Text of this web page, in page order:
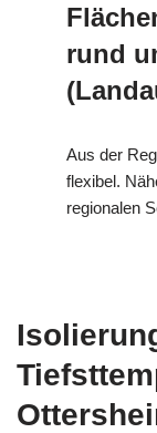
rund
Aus der
flexibel.
regionalen